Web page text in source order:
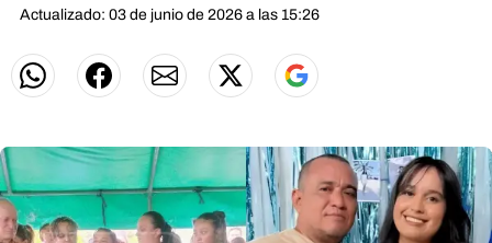
Actualizado: 03 de junio de 2026 a las 15:26